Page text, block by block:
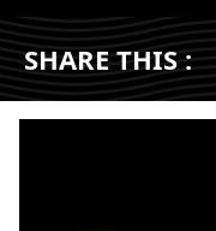
SHARE THIS :